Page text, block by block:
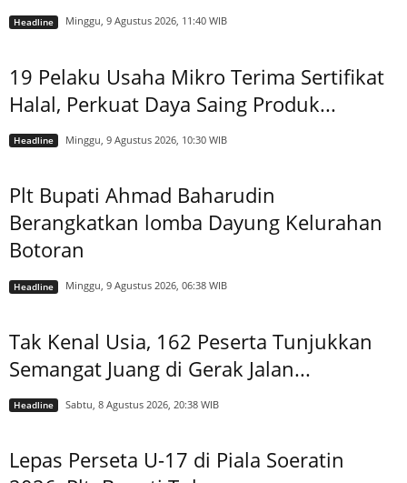
Headline Minggu, 9 Agustus 2026, 11:40 WIB
19 Pelaku Usaha Mikro Terima Sertifikat
Halal, Perkuat Daya Saing Produk...
Headline Minggu, 9 Agustus 2026, 10:30 WIB
Plt Bupati Ahmad Baharudin
Berangkatkan lomba Dayung Kelurahan
Botoran
Headline Minggu, 9 Agustus 2026, 06:38 WIB
Tak Kenal Usia, 162 Peserta Tunjukkan
Semangat Juang di Gerak Jalan...
Headline Sabtu, 8 Agustus 2026, 20:38 WIB
Lepas Perseta U-17 di Piala Soeratin